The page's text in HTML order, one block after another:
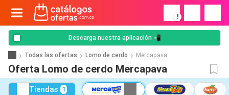
!
Descarga nuestra aplicación 📲
Todas las ofertas Lomo de cerdo Mercapava
Oferta Lomo de cerdo Mercapava
Tiendas 1